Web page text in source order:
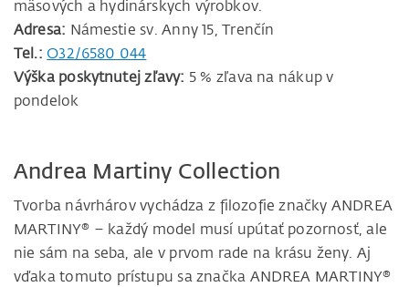
mäsových a hydinárskych výrobkov.
Adresa: Námestie sv. Anny 15, Trenčín
Tel.: O32/6580 044
Výška poskytnutej zľavy: 5 % zľava na nákup v
pondelok
Andrea Martiny Collection
Tvorba návrhárov vychádza z filozofie značky ANDREA
MARTINY® – každý model musí upútať pozornosť, ale
nie sám na seba, ale v prvom rade na krásu ženy. Aj
vďaka tomuto prístupu sa značka ANDREA MARTINY®